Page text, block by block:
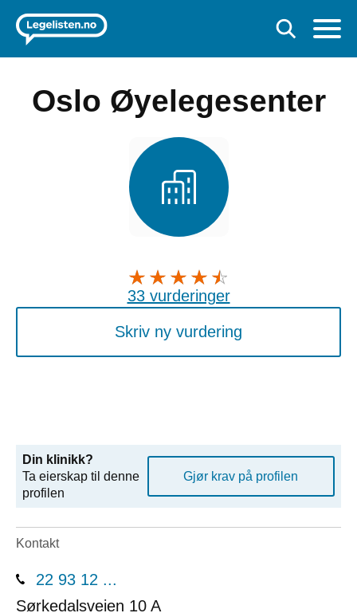
Oslo Øyelegesenter
33 vurderinger
Skriv ny vurdering
Din klinikk?
Ta eierskap til denne
profilen
Gjør krav på profilen
Kontakt
22 93 12 ...
Sørkedalsveien 10 A